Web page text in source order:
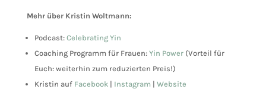
Mehr über Kristin Woltmann:
Podcast: Celebrating Yin
Coaching Programm für Frauen: Yin Power(Vorteil für
Euch: weiterhin zum reduzierten Preis!)
Kristin auf Facebook| Instagram
Website